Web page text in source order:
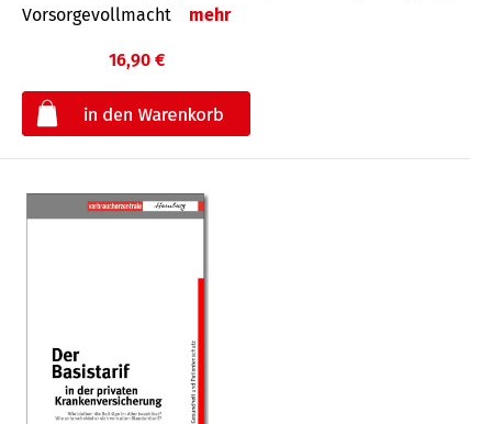
Vor­sorge­voll­macht
mehr
16,90 €